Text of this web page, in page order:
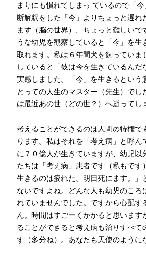
まりにも慣れてしまっ ているので「
断解釈をした「今」よりちょっと遅れ
ます（脳の世界）。ちょっと難しいで
うな幼児を観察していると「今」を生
取れます。私は６年間犬を飼っていま
していると「彼は今を生きているんだ
実感しました。「今」を生きるという
とっての人生のマスター（先生）でし
は最近あの世（どの世？）へ逝ってし
考えることができるのは人間の特権で
ります。私はそれを「考え病」と呼ん
に７０億人が生きていますが、幼児以
たちは「考え病」患者です（私もです
生きるのは疲れた。明日死にます。」
ないですよね。どんな人も幼児のころ
れていませんでした。ですから心配す
ん。時間はすごーくかかると思います
ることができると考え病も治りすべて
す（多分ね）。あなたも天使のように